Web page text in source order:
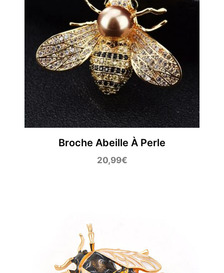
Broche Abeille À Perle
20,99€